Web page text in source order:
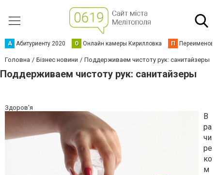
А Абитуриенту 2020 О Онлайн камеры Кирилловка П
Головна Бізнес новини Поддерживаем чистоту рук: санитайзеры
Поддерживаем чистоту рук: санитайзеры
Здоров'я
В
ра
чи
ре
ко
м